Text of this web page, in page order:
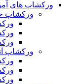
ورکشاپ های
ورکشاپ
ورکشاپ